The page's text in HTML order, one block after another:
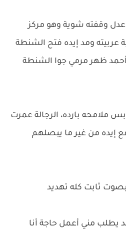
عدل وقفته شوية وهو مركز
عربيته ومد إيده فتح الشنطة
ظهر مرمي جوا الشنطة
ملامحه بارده، الرجالة عمرت
إيده من غير ما يبصلهم
ثابت كله تهديد
يطلب مني أعمل حاجة أنا